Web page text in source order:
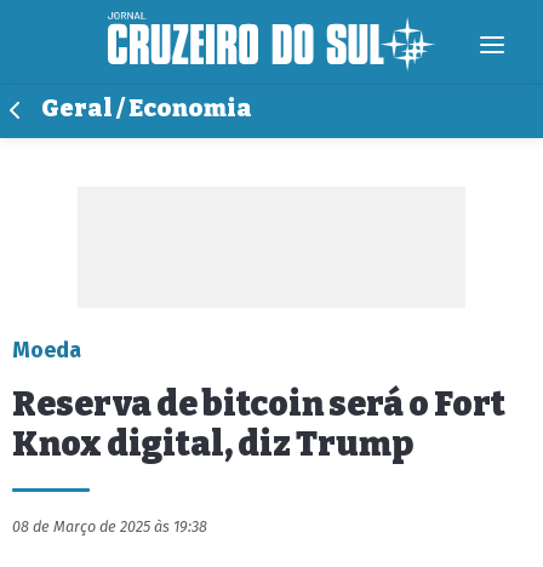
Geral / Economia
Moeda
Reserva de bitcoin será o Fort
Knox digital, diz Trump
08 de Março de 2025 às 19:38